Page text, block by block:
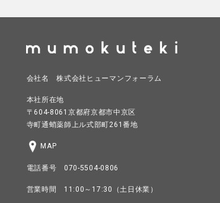
会社名 株式会社ヒューマンフォーラム
本社所在地
〒604-8061京都府京都市中京区
寺町通蛸薬師上ル式部町261番地
MAP
電話番号 070-5504-0806
営業時間 11:00～17:30（土日休業）